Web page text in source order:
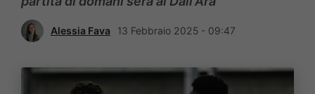
Alessia Fava 13 Febbraio 2025 - 09:47